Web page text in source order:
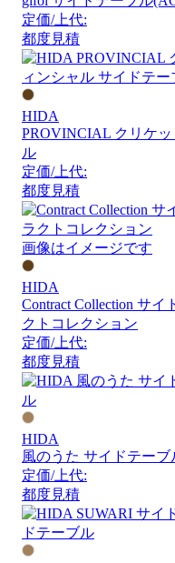
定価/上代:
都度見積
HIDA
PROVINCIAL クリケ
ル
定価/上代:
都度見積
画像はイメージです
HIDA
Contract Collection サ
クトコレクション
定価/上代:
都度見積
HIDA
風のうた サイドテーブ
定価/上代:
都度見積